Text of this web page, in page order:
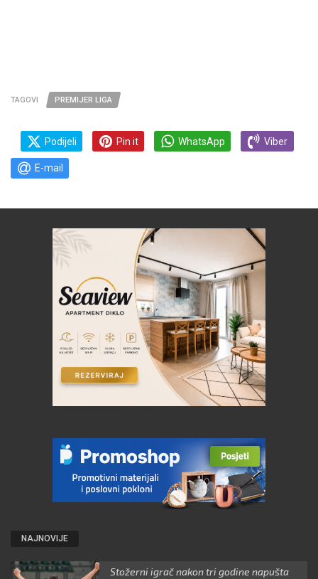
TAGOVI PREMIJER LIGA
Podijeli Pin it WhatsApp Viber
E-mail
NAJNOVIJE
Stožerni igrač nakon tri godine napušta